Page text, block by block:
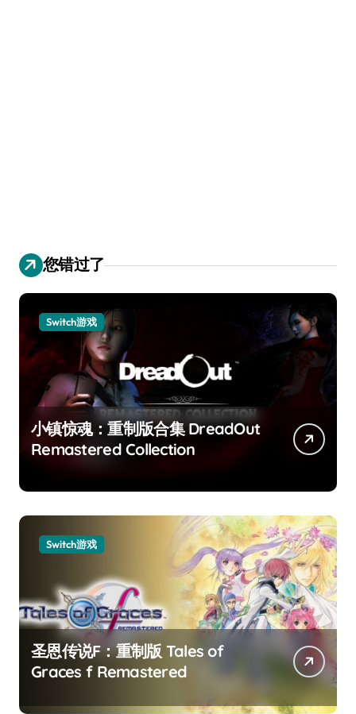
您错过了
Switch游戏
小镇惊魂：重制版合集 DreadOut
Remastered Collection
Switch游戏
圣恩传说F：重制版 Tales of
Graces f Remastered